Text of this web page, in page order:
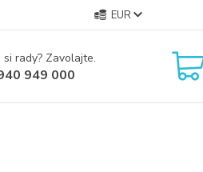
EUR
rady? Zavolajte.
949 000